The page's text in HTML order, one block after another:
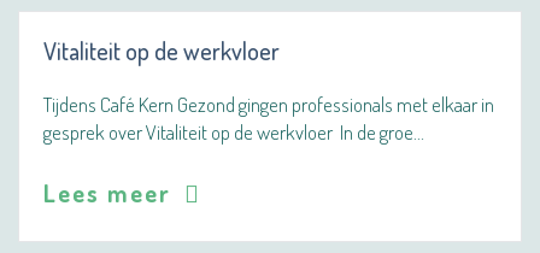
Vitaliteit op de werkvloer
Tijdens Café Kern Gezond gingen professionals met elkaar in
gesprek over Vitaliteit op de werkvloer In de groe…
Lees meer